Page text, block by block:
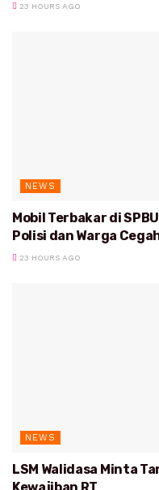
23 HOURS AGO
NEWS
Mobil Terbakar di
Polisi dan Warga
23 HOURS AGO
NEWS
LSM Walidasa Minta
Kewajiban RT